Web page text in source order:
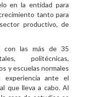
en la entidad para
tanto para
productivo, de
con las más de 35
politécnicas,
y escuelas normales
ante el
que lleva a cabo. Al